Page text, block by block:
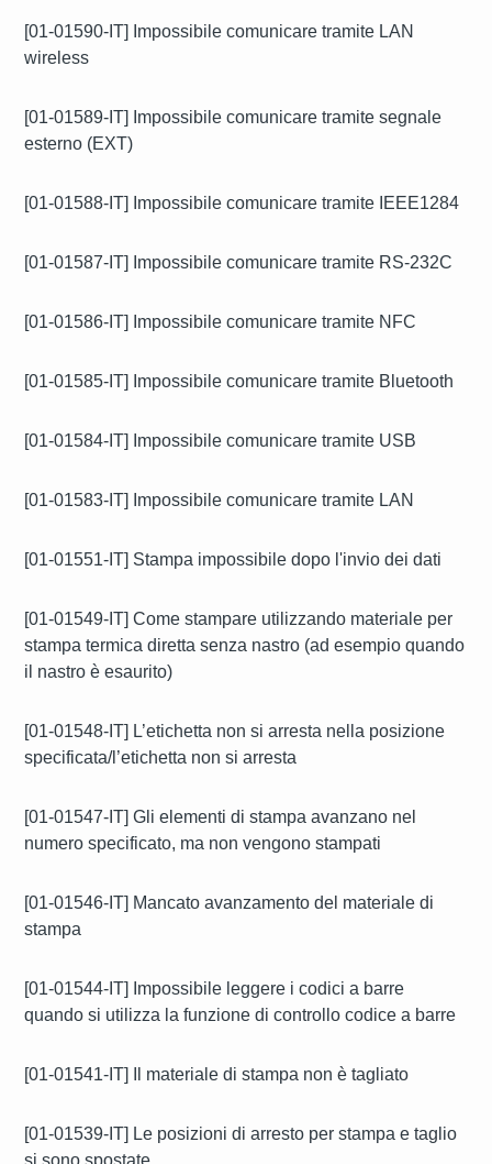
[01-01590-IT] Impossibile comunicare tramite LAN
wireless
[01-01589-IT] Impossibile comunicare tramite segnale
esterno (EXT)
[01-01588-IT] Impossibile comunicare tramite IEEE1284
[01-01587-IT] Impossibile comunicare tramite RS-232C
[01-01586-IT] Impossibile comunicare tramite NFC
[01-01585-IT] Impossibile comunicare tramite Bluetooth
[01-01584-IT] Impossibile comunicare tramite USB
[01-01583-IT] Impossibile comunicare tramite LAN
[01-01551-IT] Stampa impossibile dopo l'invio dei dati
[01-01549-IT] Come stampare utilizzando materiale per
stampa termica diretta senza nastro (ad esempio quando
il nastro è esaurito)
[01-01548-IT] L’etichetta non si arresta nella posizione
specificata/l’etichetta non si arresta
[01-01547-IT] Gli elementi di stampa avanzano nel
numero specificato, ma non vengono stampati
[01-01546-IT] Mancato avanzamento del materiale di
stampa
[01-01544-IT] Impossibile leggere i codici a barre
quando si utilizza la funzione di controllo codice a barre
[01-01541-IT] Il materiale di stampa non è tagliato
[01-01539-IT] Le posizioni di arresto per stampa e taglio
si sono spostate